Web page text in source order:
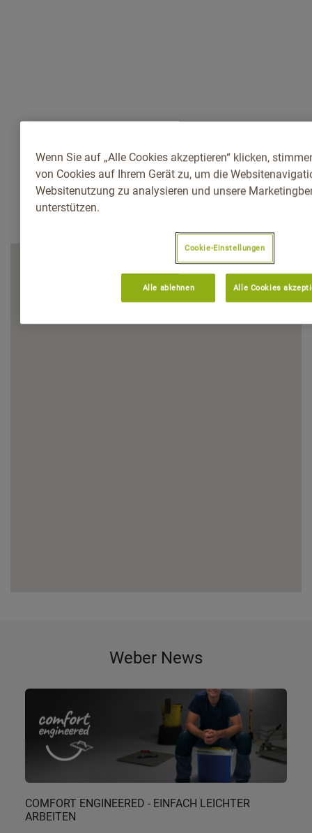
Weber News
COMFORT ENGINEERED - EINFACH LEICHTER
ARBEITEN
Wenn Sie auf „Alle Cookies akzeptieren“ klicken,
von Cookies auf Ihrem Gerät zu, um die
Websitenutzung zu analysieren und unsere
unterstützen.
Cookie-Einstellungen
Alle ablehnen Alle Cookies